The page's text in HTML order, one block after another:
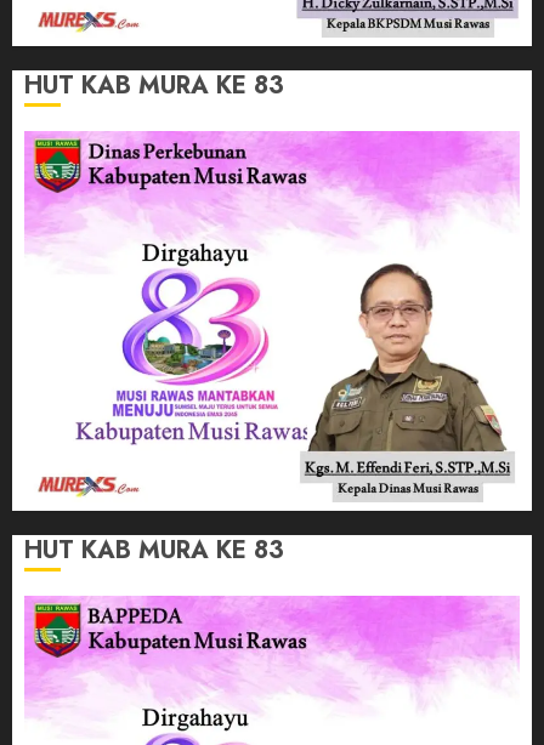
HUT KAB MURA KE 83
HUT KAB MURA KE 83